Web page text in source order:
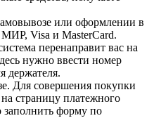
или оформлении в
МИР, Visa и MasterCard.
перенаправит вас на
нужно ввести номер
держателя.
Для совершения покупки
страницу платежного
заполнить форму по